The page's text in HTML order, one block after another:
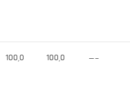
100,0 100,0 —–